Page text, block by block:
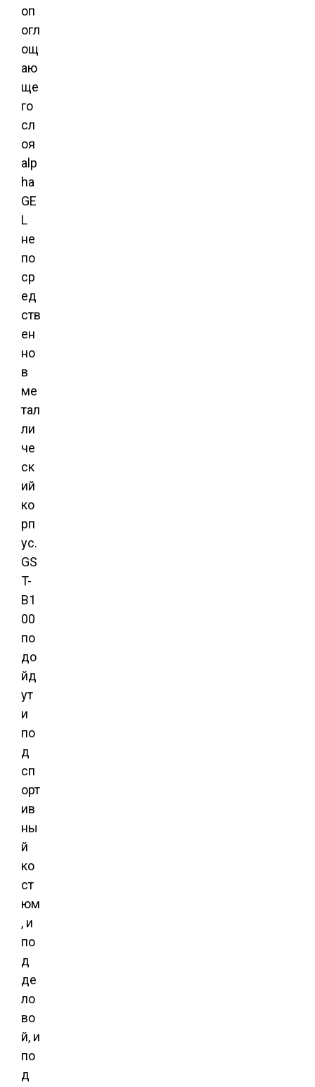
оп
огл
ощ
аю
ще
го
сл
оя
alp
ha
GE
L
не
по
ср
ед
ств
ен
но
в
ме
тал
ли
че
ск
ий
ко
рп
ус.
GS
T-
B1
00
по
до
йд
ут
и
по
д
сп
орт
ив
ны
й
ко
ст
юм
, и
по
д
де
ло
во
й, и
по
д